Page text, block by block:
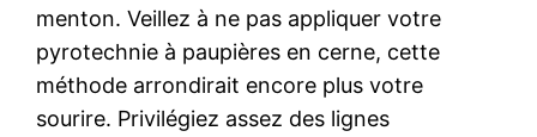
menton. Veillez à ne pas appliquer votre
pyrotechnie à paupières en cerne, cette
méthode arrondirait encore plus votre
sourire. Privilégiez assez des lignes